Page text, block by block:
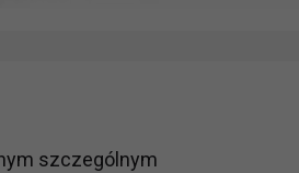
szczególnym